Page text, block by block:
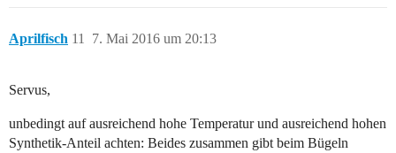
Aprilfisch 7. Mai 2016 um 20:13
11
Servus,
unbedingt auf ausreichend hohe Temperatur und ausreichend hohen
Synthetik-Anteil achten: Beides zusammen gibt beim Bügeln